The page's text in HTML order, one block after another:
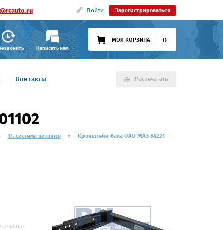
Войти Зарегистрироваться
Написать нам
МОЯ КОРЗИНА 0
Контакты Распечатать
11. система питания
Кронштейн бака ОАО МАЗ 64221-